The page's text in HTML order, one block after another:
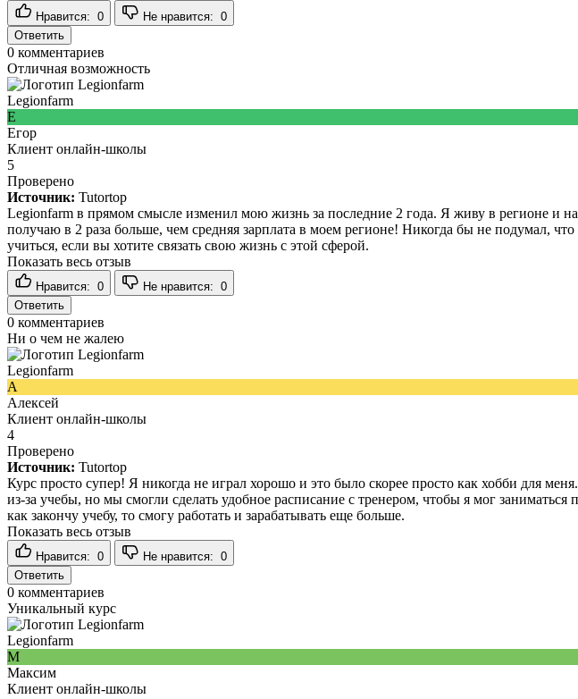
Нравится: 0 Не нравится: 0
Ответить
0 комментариев
Отличная возможность
Legionfarm
Е
Егор
Клиент онлайн-школы
5
Проверено
Источник: Tutortop
Legionfarm в прямом смысле изменил мою жизнь за последние 2 года. Я живу в регионе и
получаю в 2 раза больше, чем средняя зарплата в моем регионе! Никогда бы не подумал,
учиться, если вы хотите связать свою жизнь с этой сферой.
Показать весь отзыв
Нравится: 0 Не нравится: 0
Ответить
0 комментариев
Ни о чем не жалею
Legionfarm
А
Алексей
Клиент онлайн-школы
4
Проверено
Источник: Tutortop
Курс просто супер! Я никогда не играл хорошо и это было скорее просто как хобби для
из-за учебы, но мы смогли сделать удобное расписание с тренером, чтобы я мог
как закончу учебу, то смогу работать и зарабатывать еще больше.
Показать весь отзыв
Нравится: 0 Не нравится: 0
Ответить
0 комментариев
Уникальный курс
Legionfarm
М
Максим
Клиент онлайн-школы